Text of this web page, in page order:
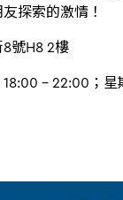
探索的激情！
號H8 2樓
18:00 - 22:00；